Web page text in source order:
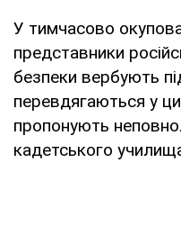
У тимчасово
представники
безпеки вербують
перевдягаються у
пропонують
кадетського